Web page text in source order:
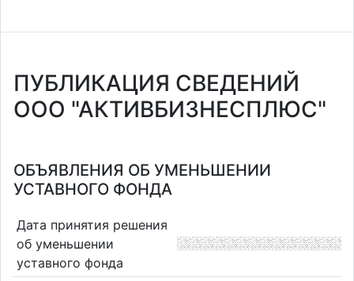
ПУБЛИКАЦИЯ СВЕДЕНИЙ
ООО "АКТИВБИЗНЕСПЛЮС"
ОБЪЯВЛЕНИЯ ОБ УМЕНЬШЕНИИ
УСТАВНОГО ФОНДА
Дата принятия решения
об уменьшении
уставного фонда